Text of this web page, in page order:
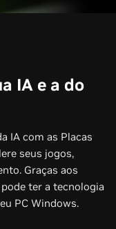
IA e a do
IA com as Placas
seus jogos,
Graças aos
ter a tecnologia
PC Windows.